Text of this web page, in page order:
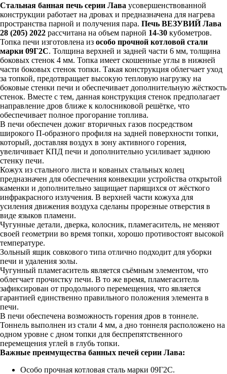
Стальная банная печь серии Лава усовершенствованной
конструкции работает на дровах и предназначена для нагрева
пространства парной и получения пара. Печь ВЕЗУВИЙ Лава
28 (205) 2022 рассчитана на объем парной 14-30 кубометров.
Топка печи изготовлена из особо прочной котловой стали
марки 09Г2С. Толщина верхней и задней части 6 мм, толщина
боковых стенок 4 мм. Топка имеет скошенные углы в нижней
части боковых стенок топки. Такая конструкция облегчает уход
за топкой, предотвращает высокую тепловую нагрузку на
боковые стенки печи и обеспечивает дополнительную жёсткость
стенок. Вместе с тем, данная конструкция стенок предполагает
направление дров ближе к колосниковой решётке, что
обеспечивает полное прогорание топлива.
В печи обеспечен дожиг вторичных газов посредством
широкого П-образного профиля на задней поверхности топки,
который, доставляя воздух в зону активного горения,
увеличивает КПД печи и дополнительно усиливает заднюю
стенку печи.
Кожух из стального листа и кованых стальных колец
предназначен для обеспечения конвекции устройства открытой
каменки и дополнительно защищает парящихся от жёсткого
инфракрасного излучения. В верхней части кожуха для
усиления движения воздуха сделаны прорезные отверстия в
виде языков пламени.
Чугунные детали, дверка, колосник, пламегаситель, не меняют
своей геометрии во время топки, хорошо противостоят высокой
температуре.
Зольный ящик совкового типа отлично подходит для уборки
печи и удаления золы.
Чугунный пламегаситель является съёмным элементом, что
облегчает прочистку печи. В то же время, пламегаситель
зафиксирован от продольного перемещения, что является
гарантией единственно правильного положения элемента в
печи.
В печи обеспечена возможность горения дров в тоннеле.
Тоннель выполнен из стали 4 мм, а дно тоннеля расположено на
одном уровне с дном топки для беспрепятственного
перемещения углей в глубь топки.
Важные преимущества банных печей серии Лава:
Особо прочная котловая сталь марки 09Г2С.